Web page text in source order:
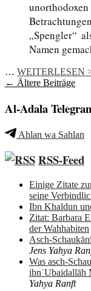
„Spengler“
Namen
… WEITERLESEN
← Ältere Beiträge
Al-Adala
Ahlan wa Sahlan
RSS-Feed
Einige Zitate
seine
Ibn Khaldun
Zitat: Barbara
der Wahhabiten
Asch-
Jens Yahya
Was asch-
ibnʿUbaidallāh
Yahya Ranft